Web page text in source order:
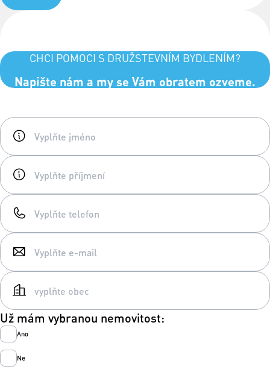
CHCI POMOCI S DRUŽSTEVNÍM BYDLENÍM?
Napište nám a my se Vám obratem ozveme.
Už mám vybranou nemovitost:
Ano
Ne